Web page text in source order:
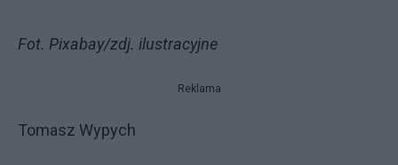
Fot. Pixabay/zdj. ilustracyjne
Reklama
Tomasz Wypych